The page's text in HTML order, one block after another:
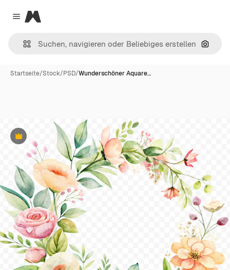
Close menu
Magnific
Nach
Startseite/Stock/PSD/Wunderschöner Aquare…
Premium